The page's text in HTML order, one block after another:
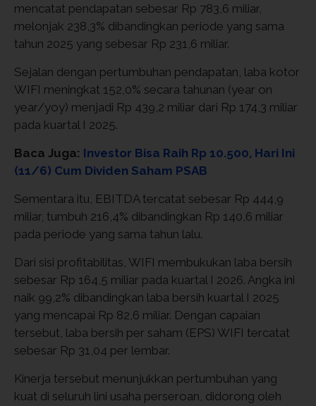
mencatat pendapatan sebesar Rp 783,6 miliar,
melonjak 238,3% dibandingkan periode yang sama
tahun 2025 yang sebesar Rp 231,6 miliar.
Sejalan dengan pertumbuhan pendapatan, laba kotor
WIFI meningkat 152,0% secara tahunan (year on
year/yoy) menjadi Rp 439,2 miliar dari Rp 174,3 miliar
pada kuartal I 2025.
Baca Juga: Investor Bisa Raih Rp 10.500, Hari Ini
(11/6) Cum Dividen Saham PSAB
Sementara itu, EBITDA tercatat sebesar Rp 444,9
miliar, tumbuh 216,4% dibandingkan Rp 140,6 miliar
pada periode yang sama tahun lalu.
Dari sisi profitabilitas, WIFI membukukan laba bersih
sebesar Rp 164,5 miliar pada kuartal I 2026. Angka ini
naik 99,2% dibandingkan laba bersih kuartal I 2025
yang mencapai Rp 82,6 miliar. Dengan capaian
tersebut, laba bersih per saham (EPS) WIFI tercatat
sebesar Rp 31,04 per lembar.
Kinerja tersebut menunjukkan pertumbuhan yang
kuat di seluruh lini usaha perseroan, didorong oleh